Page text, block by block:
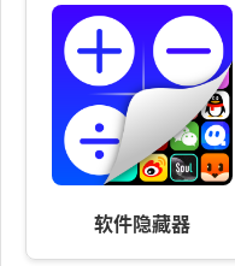
软件隐藏器